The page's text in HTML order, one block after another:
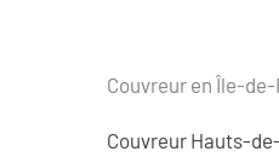
Couvreur en Île-
Couvreur Hauts-